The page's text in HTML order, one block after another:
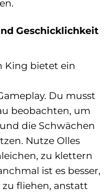
Geschicklichkeit
King bietet ein
Du musst
beobachten, um
die Schwächen
Nutze Olles
zu klettern
ist es besser,
fliehen, anstatt